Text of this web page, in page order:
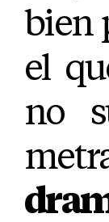
bien
el
no